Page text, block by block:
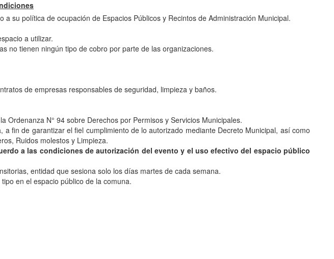
su política de ocupación de Espacios Públicos y Recintos de Administración Municipal.
a utilizar.
no tienen ningún tipo de cobro por parte de las organizaciones.
de empresas responsables de seguridad, limpieza y baños.
N° 94 sobre Derechos por Permisos y Servicios Municipales.
fin de garantizar el fiel cumplimiento de lo autorizado mediante Decreto Municipal, así como
Ruidos molestos y Limpieza.
a las condiciones de autorización del evento y el uso efectivo del espacio público
entidad que sesiona solo los días martes de cada semana.
en el espacio público de la comuna.